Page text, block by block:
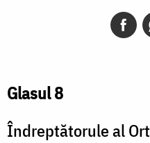
Glasul 8
Îndreptătorule al